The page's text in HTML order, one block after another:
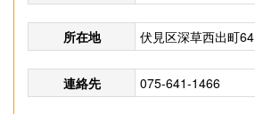
所在地 伏見区深草西出町64
連絡先 075-641-1466